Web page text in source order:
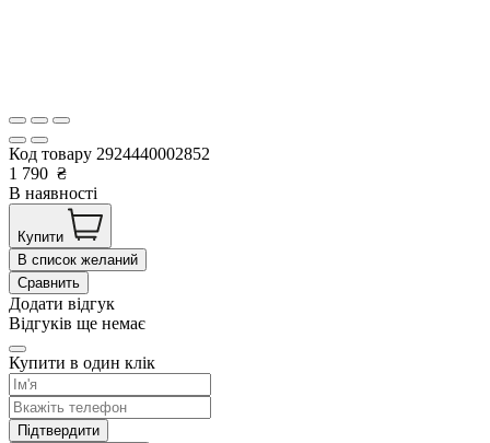
Код товару 2924440002852
1 790 ₴
В наявності
Купити
В список желаний
Сравнить
Додати відгук
Відгуків ще немає
Купити в один клік
Підтвердити